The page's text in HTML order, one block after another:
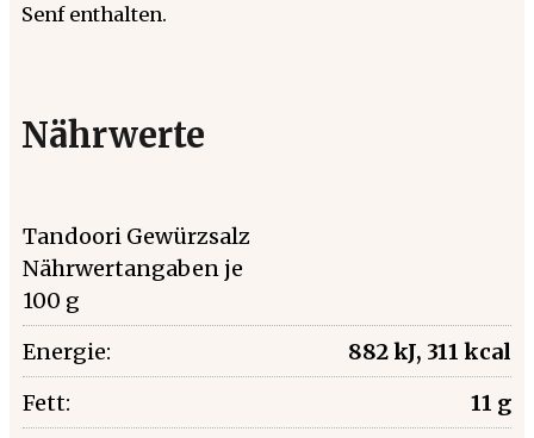
Senf enthalten.
Nährwerte
Tandoori Gewürzsalz
Nährwertangaben je
100 g
Energie:
882 kJ, 311 kcal
Fett:
11 g